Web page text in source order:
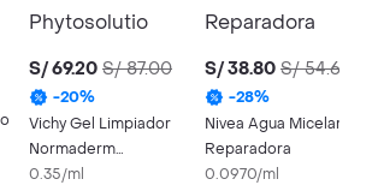
S/ 69.20 S/ 87.00
-20%
Vichy Gel Limpiador
Normaderm
Phytosolution
0.35/ml
S/ 38.80 S/ 54.60
-28%
Nivea Agua Micelar
Reparadora
0.0970/ml